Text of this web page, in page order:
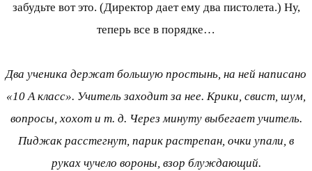
забудьте вот это. (Директор дает ему два пистолета.) Ну,
теперь все в порядке…
Два ученика держат большую простынь, на ней написано
«10 А класс». Учитель заходит за нее. Крики, свист, шум,
вопросы, хохот и т. д. Через минуту выбегает учитель.
Пиджак расстегнут, парик растрепан, очки упали, в
руках чучело вороны, взор блуждающий.